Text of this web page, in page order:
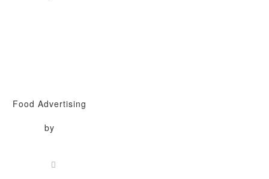
Food Advertising
by